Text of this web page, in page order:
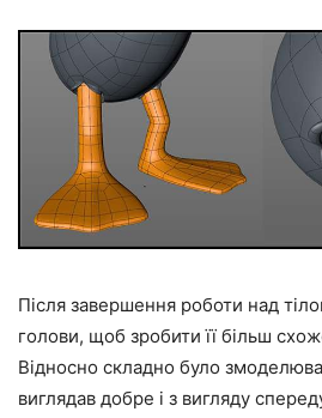
Після завершення роботи над
голови, щоб зробити її більш
Відносно складно було
виглядав добре і з вигляду